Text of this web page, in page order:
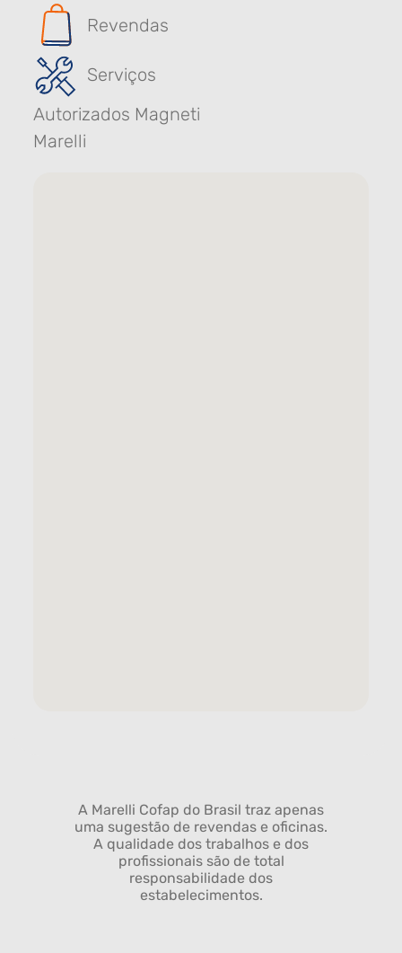
Revendas
Serviços
Autorizados Magneti
Marelli
A Marelli Cofap do Brasil traz apenas
uma sugestão de revendas e oficinas.
A qualidade dos trabalhos e dos
profissionais são de total
responsabilidade dos
estabelecimentos.